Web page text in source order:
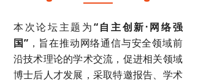
本次论坛主题为“自主创新·网络强
国” ，旨在推动网络通信与安全领域前
沿技术理论的学术交流，促进相关领域
博士后人才发展，采取特邀报告、学术